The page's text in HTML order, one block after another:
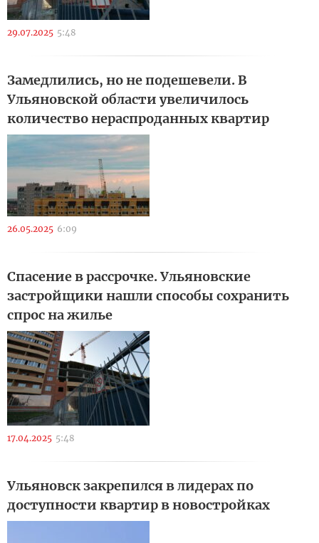
29.07.2025 5:48
Замедлились, но не подешевели. В
Ульяновской области увеличилось
количество нераспроданных квартир
26.05.2025 6:09
Спасение в рассрочке. Ульяновские
застройщики нашли способы сохранить
спрос на жилье
17.04.2025 5:48
Ульяновск закрепился в лидерах по
доступности квартир в новостройках